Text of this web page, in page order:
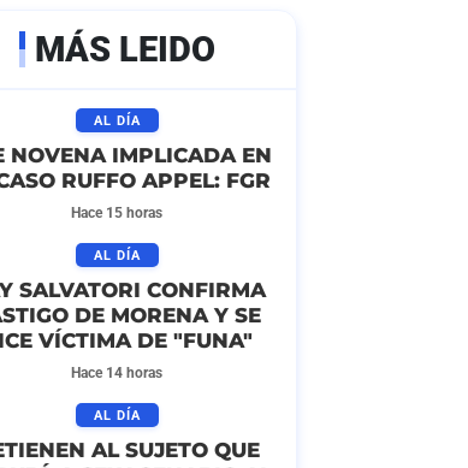
MÁS LEIDO
AL DÍA
NOVENA IMPLICADA EN
RUFFO APPEL: FGR
Hace 15 horas
AL DÍA
SALVATORI CONFIRMA
DE MORENA Y SE
VÍCTIMA DE "FUNA"
Hace 14 horas
AL DÍA
AL SUJETO QUE